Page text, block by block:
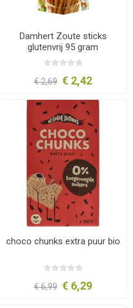
Damhert Zoute sticks
glutenvrij 95 gram
€ 2,69 € 2,42
choco chunks extra puur bio
€ 6,99 € 6,29